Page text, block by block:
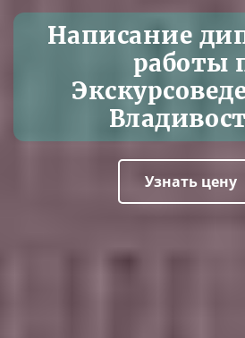
Написание
работы
Узнать цену